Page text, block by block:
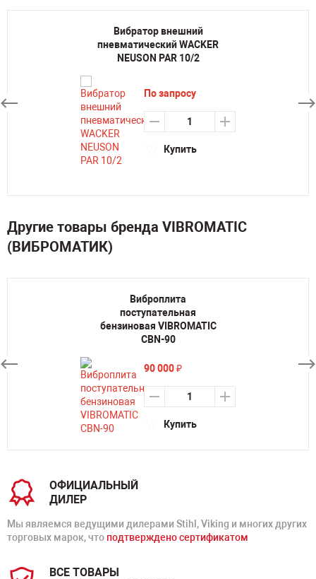
Вибратор внешний
пневматический WACKER
NEUSON PAR 10/2
По запросу
Купить
Другие товары бренда VIBROMATIC
(ВИБРОМАТИК)
Виброплита
поступательная
бензиновая VIBROMATIC
CBN-90
90 000₽
Купить
ОФИЦИАЛЬНЫЙ
ДИЛЕР
Мы являемся ведущими дилерами Stihl, Viking и многих других
торговых марок, что подтверждено сертификатом
ВСЕ ТОВАРЫ